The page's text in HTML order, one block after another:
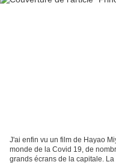
J'ai enfin vu un film de Hayao
monde de la Covid 19, de
grands écrans de la capitale.